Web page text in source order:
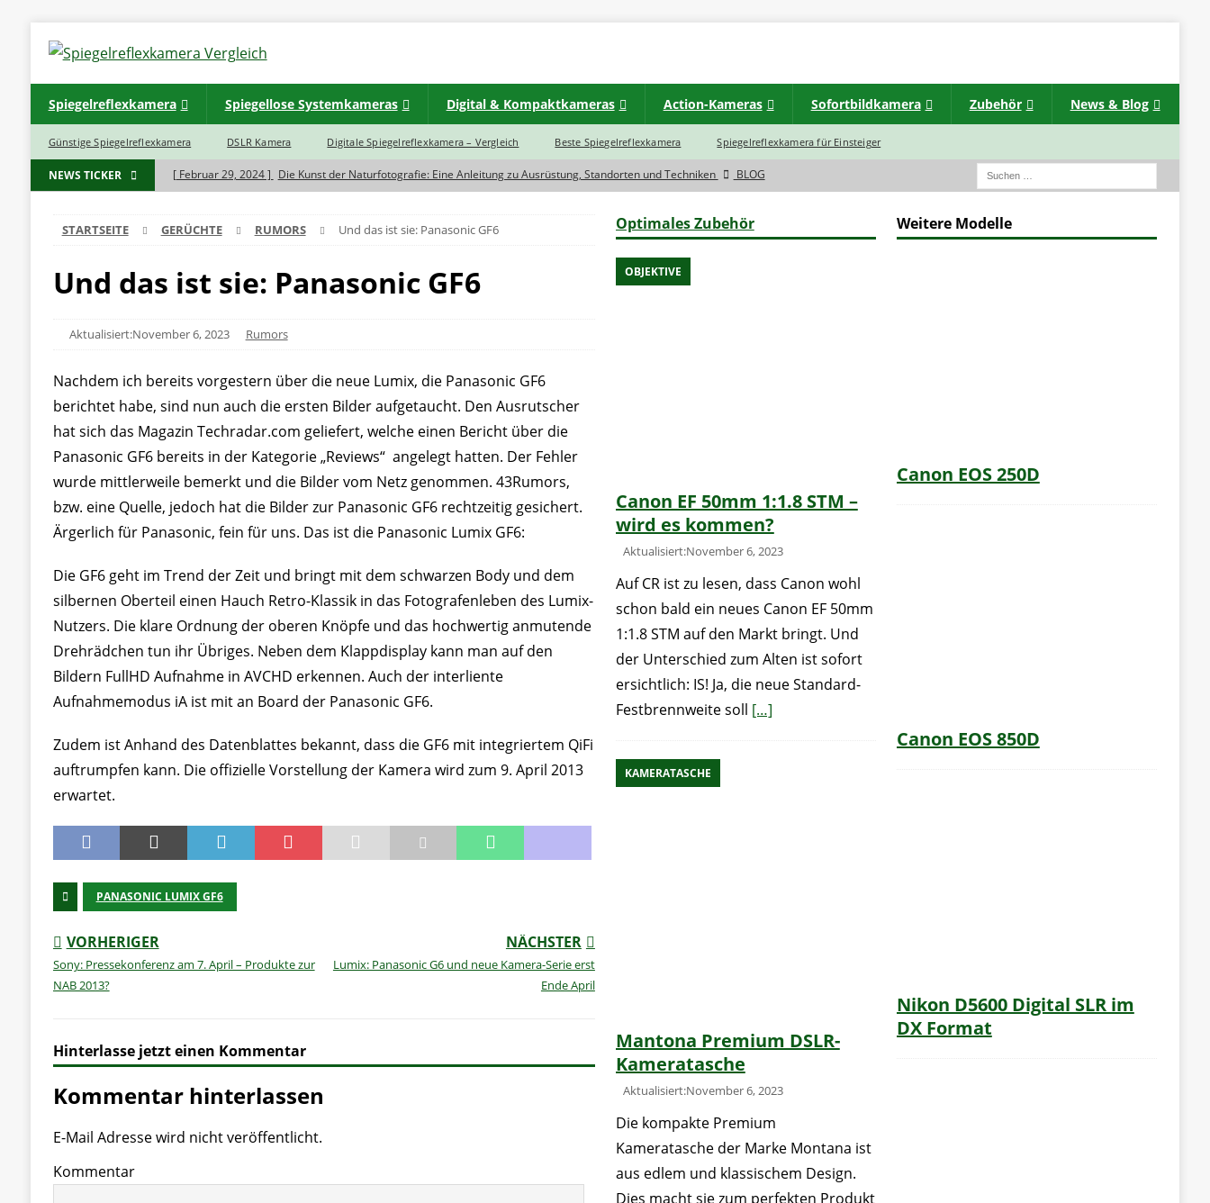
Spiegelreflexkamera Spiegellose Systemkameras Digital & Kompaktkameras Action-Kameras Sofortbildkamera Zubehör News & Blog
Günstige Spiegelreflexkamera DSLR Kamera Digitale Spiegelreflexkamera – Vergleich Beste Spiegelreflexkamera Spiegelreflexkamera für Einsteiger
NEWS TICKER [ Februar 29, 2024 ] Die Kunst der Naturfotografie: Eine Anleitung zu Ausrüstung, Standorten und Techniken
BLOG
BLOG
BLOG
[ November 5, 2023 ]
INSTAX SQ 6 EX D Sofortbildkamera
[ November 5, 2023 ]
STARTSEITE GERÜCHTE RUMORS Und das ist sie: Panasonic GF6
Und das ist sie: Panasonic GF6
Aktualisiert:November 6, 2023 Rumors
Nachdem ich bereits vorgestern über die neue Lumix, die Panasonic GF6
berichtet habe, sind nun auch die ersten Bilder aufgetaucht. Den Ausrutscher
hat sich das Magazin Techradar.com geliefert, welche einen Bericht über die
Panasonic GF6 bereits in der Kategorie „Reviews“ angelegt hatten. Der Fehler
wurde mittlerweile bemerkt und die Bilder vom Netz genommen. 43Rumors,
bzw. eine Quelle, jedoch hat die Bilder zur Panasonic GF6 rechtzeitig gesichert.
Ärgerlich für Panasonic, fein für uns. Das ist die Panasonic Lumix GF6:
Die GF6 geht im Trend der Zeit und bringt mit dem schwarzen Body und dem
silbernen Oberteil einen Hauch Retro-Klassik in das Fotografenleben des Lumix-
Nutzers. Die klare Ordnung der oberen Knöpfe und das hochwertig anmutende
Drehrädchen tun ihr Übriges. Neben dem Klappdisplay kann man auf den
Bildern FullHD Aufnahme in AVCHD erkennen. Auch der interliente
Aufnahmemodus iA ist mit an Board der Panasonic GF6.
Zudem ist Anhand des Datenblattes bekannt, dass die GF6 mit integriertem QiFi
auftrumpfen kann. Die offizielle Vorstellung der Kamera wird zum 9. April 2013
erwartet.
PANASONIC LUMIX GF6
VORHERIGER
Sony: Pressekonferenz am 7. April – Produkte zur
NAB 2013?
NÄCHSTER
Lumix: Panasonic G6 und neue Kamera-Serie erst
Ende April
Hinterlasse jetzt einen Kommentar
Kommentar hinterlassen
E-Mail Adresse wird nicht veröffentlicht.
Kommentar
Optimales Zubehör
Canon EF 50mm 1:1.8 STM –
wird es kommen?
OBJEKTIVE
Aktualisiert:November 6, 2023
Auf CR ist zu lesen, dass Canon wohl
schon bald ein neues Canon EF 50mm
1:1.8 STM auf den Markt bringt. Und
der Unterschied zum Alten ist sofort
ersichtlich: IS! Ja, die neue Standard-
Festbrennweite soll […]
Mantona Premium DSLR-
Kameratasche
KAMERATASCHE
Aktualisiert:November 6, 2023
Die kompakte Premium
Kameratasche der Marke Montana ist
aus edlem und klassischem Design.
Dies macht sie zum perfekten Produkt
Weitere Modelle
Canon EOS 250D
Canon EOS 850D
Nikon D5600 Digital SLR im
DX Format